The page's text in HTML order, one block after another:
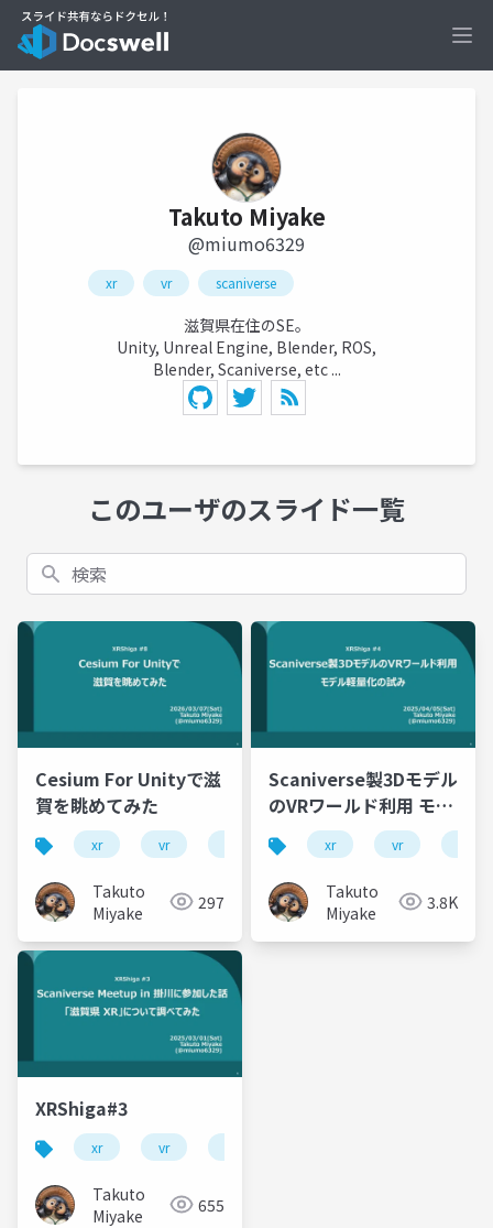
Takuto Miyake
@miumo6329
xr vr scaniverse
滋賀県在住のSE。
Unity, Unreal Engine, Blender, ROS,
Blender, Scaniverse, etc ...
このユーザのスライド一覧
検索
Cesium For Unityで滋
賀を眺めてみた
xr vr cesium plateau
Takuto
Miyake
297
Scaniverse製3Dモデル
のVRワールド利用 モデ
ル軽量化の試み
xr vr
Takuto
Miyake
3.8K
XRShiga#3
xr vr
Takuto
Miyake
655